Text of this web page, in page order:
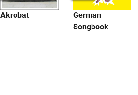
Akrobat
German
Songbook